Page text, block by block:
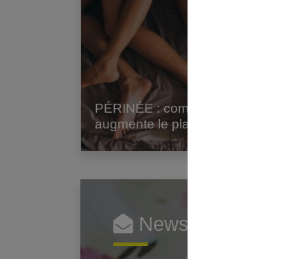
PÉRINÉE : comment il
augmente le plaisir ?
Newsletter